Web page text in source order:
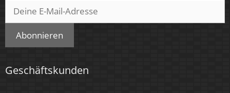
Silber – matt
Farbkonsistenz
< 6 SDCM
Energieeffizienzklasse
Abonnieren
Geschäftskunden